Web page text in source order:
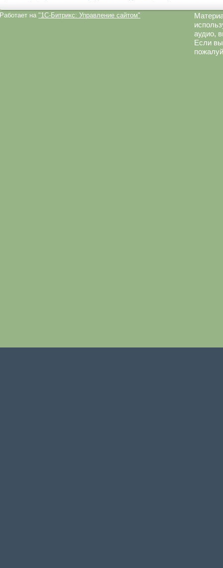
Работает на "1C-Битрикс: Управление сайтом"
аудио,
Если вы